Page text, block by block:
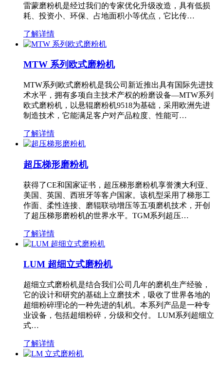
雷蒙磨粉机是经过我们的专家优化升级改造，具有低损
耗、投资小、环保、占地面积小等优点，它比传…
了解详情
MTW 系列欧式磨粉机
MTW系列欧式磨粉机是我公司新近推出具有国际先进技
术水平，拥有多项自主技术产权的粉磨设备—MTW系列
欧式磨粉机，以悬辊磨粉机9518为基础，采用欧洲先进
制造技术，它能满足客户对产品粒度、性能可…
了解详情
超压梯形磨粉机
获得了CE和国家证书，超压梯形磨粉机享誉澳大利亚、
美国、英国、西班牙等客户国家。该机型采用了梯形工
作面、柔性连接、磨辊联动增压等五项磨机技术，开创
了超压梯形磨粉机的世界水平。TGM系列超压…
了解详情
LUM 超细立式磨粉机
超细立式磨粉机是结合我们公司几年的磨机生产经验，
它的设计和研究的基础上立磨技术，吸收了世界各地的
超细粉碎理论的一种先进的轧机。本系列产品是一种专
业设备，包括超细粉碎，分级和交付。 LUM系列超细立
式…
了解详情